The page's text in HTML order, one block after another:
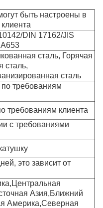
быть настроены в
DIN 17162/JIS
сталь, Горячая
сталь,
сталь
требованиям
требованиям клиента
с требованиями
это зависит от
Азия,Ближний
Америка,Северная